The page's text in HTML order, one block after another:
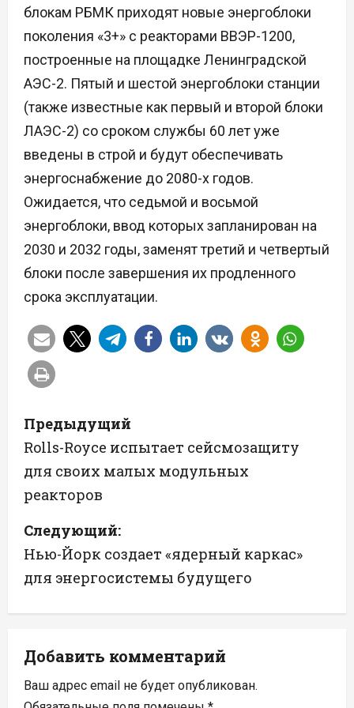
блокам РБМК приходят новые энергоблоки
поколения «3+» с реакторами ВВЭР-1200,
построенные на площадке Ленинградской
АЭС-2. Пятый и шестой энергоблоки станции
(также известные как первый и второй блоки
ЛАЭС-2) со сроком службы 60 лет уже
введены в строй и будут обеспечивать
энергоснабжение до 2080-х годов.
Ожидается, что седьмой и восьмой
энергоблоки, ввод которых запланирован на
2030 и 2032 годы, заменят третий и четвертый
блоки после завершения их продленного
срока эксплуатации.
Н
а
в
г
а
ц
и
я
Предыдущий
Rolls-Royce испытает сейсмозащиту
для своих малых модульных
реакторов
Следующий:
Нью-Йорк создает «ядерный каркас»
для энергосистемы будущего
Добавить комментарий
Ваш адрес email не будет опубликован.